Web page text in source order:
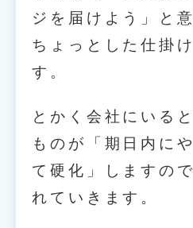
ジを届けよう」と
ちょっとした仕掛
す。
とかく会社にいる
ものが「期日内に
て硬化」しますの
れていきます。